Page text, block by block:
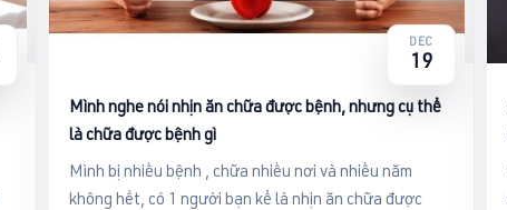
DEC
19
Mình nghe nói nhịn ăn chữa được bệnh, nhưng cụ thể
là chữa được bệnh gì
Mình bị nhiều bệnh , chữa nhiều nơi và nhiều năm
không hết, có 1 người bạn kể là nhịn ăn chữa được